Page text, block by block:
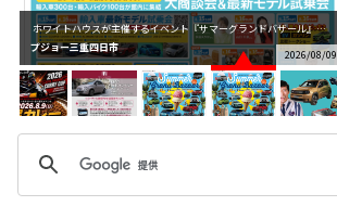
ホワイトハウスが主催するイベント『サマーグランドバザール』をオートプラネットにて開催いたします！日...
プジョー三重四日市
2026/08/09